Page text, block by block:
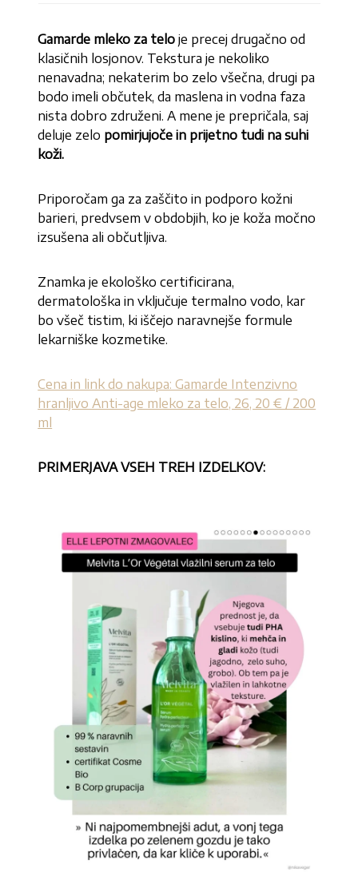
Gamarde mleko za teloje precej drugačno od
klasičnih losjonov. Tekstura je nekoliko
nenavadna; nekaterim bo zelo všečna, drugi pa
bodo imeli občutek, da maslena in vodna faza
nista dobro združeni. A mene je prepričala, saj
deluje zelo pomirjujoče in prijetno tudi na suhi
koži.
Priporočam ga za zaščito in podporo kožni
barieri, predvsem v obdobjih, ko je koža močno
izsušena ali občutljiva.
Znamka je ekološko certificirana,
dermatološka in vključuje termalno vodo, kar
bo všeč tistim, ki iščejo naravnejše formule
lekarniške kozmetike.
Cena in link do nakupa: Gamarde Intenzivno
hranljivo Anti-age mleko za telo, 26, 20 € / 200
ml
PRIMERJAVA VSEH TREH IZDELKOV: